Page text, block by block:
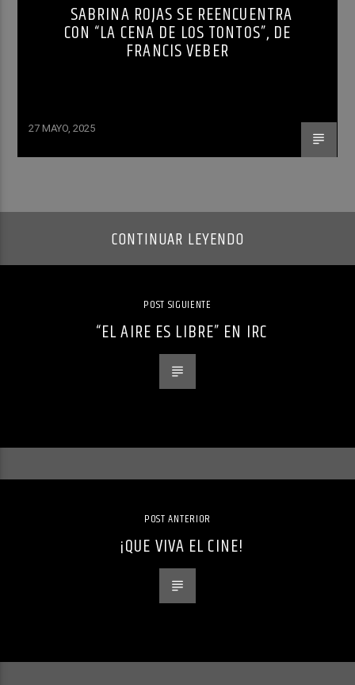
SABRINA ROJAS SE REENCUENTRA
CON “LA CENA DE LOS TONTOS”, DE
FRANCIS VEBER
27 MAYO, 2025
CONTINUAR LEYENDO
POST SIGUIENTE
“EL AIRE ES LIBRE” EN IRC
POST ANTERIOR
¡QUE VIVA EL CINE!